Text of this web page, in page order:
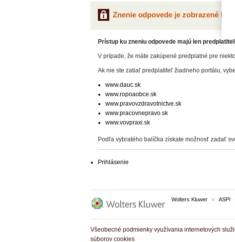
Znenie odpovede je zobrazené len
Prístup ku zneniu odpovede majú len
V prípade, že máte zakúpené predplatné pre
Ak nie ste zatiaľ predplatiteľ žiadneho portálu,
www.dauc.sk
www.ropoaobce.sk
www.pravovzdravotnictve.sk
www.pracovnepravo.sk
www.vovpraxi.sk
Podľa vybratého balíčka získate možnosť zadať
Prihlásenie
Wolters Kluwer ASPI
Všeobecné podmienky využívania internetových
súborov cookies